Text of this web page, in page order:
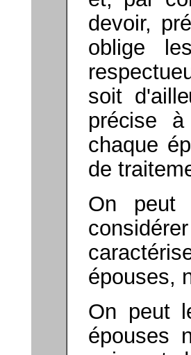
devoir,
oblige
soit
précise
chaque
de
On peut
épouses,
On peut
épouses